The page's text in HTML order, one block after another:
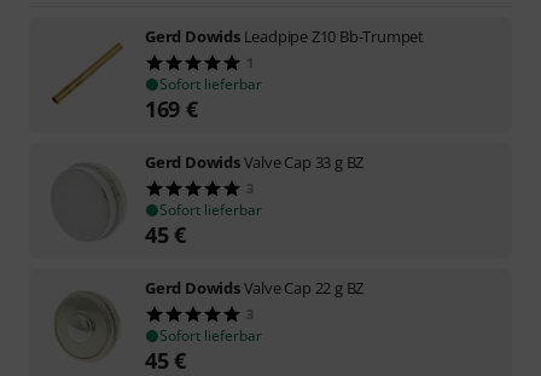
Gerd Dowids Leadpipe Z10 Bb-Trumpet
1
Sofort lieferbar
169 €
Gerd DowidsValve Cap 33 g BZ
3
Sofort lieferbar
45€
Gerd DowidsValve Cap 22 g BZ
3
Sofort lieferbar
45€